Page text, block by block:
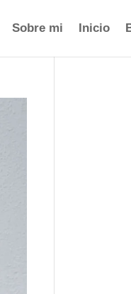
Sobre mi Inicio